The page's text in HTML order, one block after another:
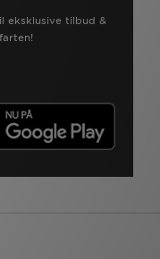
eksklusive tilbud &